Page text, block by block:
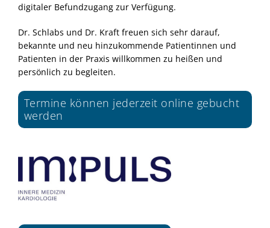
digitaler Befundzugang zur Verfügung.
Dr. Schlabs und Dr. Kraft freuen sich sehr darauf,
bekannte und neu hinzukommende Patientinnen und
Patienten in der Praxis willkommen zu heißen und
persönlich zu begleiten.
Termine können jederzeit online gebucht
werden